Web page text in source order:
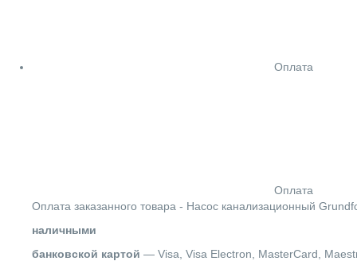
Оплата
Оплата
Оплата заказанного товара - Насос канализационный
наличными
банковской картой — Visa, Visa Electron, MasterCard,